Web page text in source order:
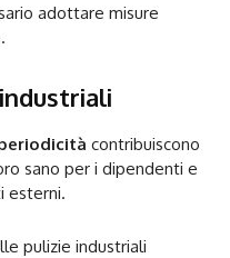
adottare misure
contribuiscono
sano per i dipendenti e
esterni.
pulizie industriali